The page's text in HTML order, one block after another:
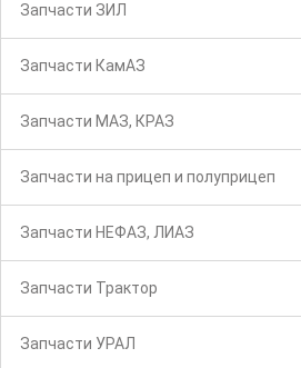
Запчасти ЗИЛ
Запчасти КамАЗ
Запчасти МАЗ, КРАЗ
Запчасти на прицеп и полуприцеп
Запчасти НЕФАЗ, ЛИАЗ
Запчасти Трактор
Запчасти УРАЛ